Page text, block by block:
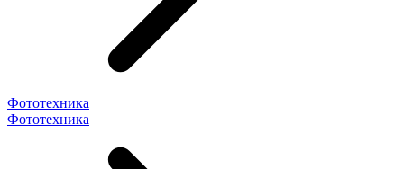
Фототехника
Фототехника